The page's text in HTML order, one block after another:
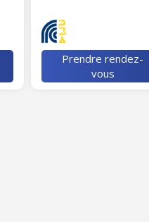
Prendre rendez-
vous